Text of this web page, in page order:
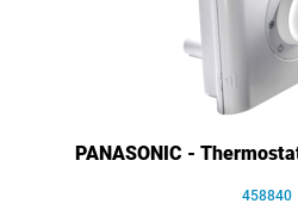
PANASONIC -
458840